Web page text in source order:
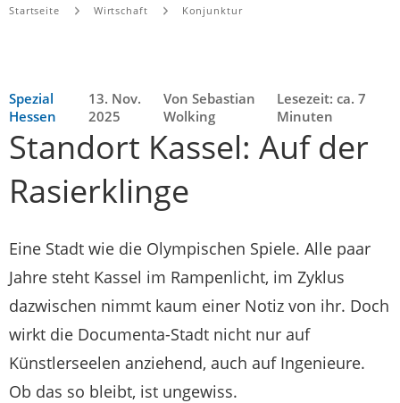
Startseite Wirtschaft Konjunktur
Spezial
Hessen
13. Nov.
2025
Von Sebastian
Wolking
Lesezeit: ca. 7
Minuten
Standort Kassel: Auf der
Rasierklinge
Eine Stadt wie die Olympischen Spiele. Alle paar
Jahre steht Kassel im Rampenlicht, im Zyklus
dazwischen nimmt kaum einer Notiz von ihr. Doch
wirkt die Documenta-Stadt nicht nur auf
Künstlerseelen anziehend, auch auf Ingenieure.
Ob das so bleibt, ist ungewiss.